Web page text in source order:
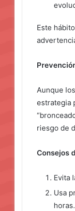
Este
Aunque
estrategia
riesgo de
Consejos
Evita
Usa
horas.